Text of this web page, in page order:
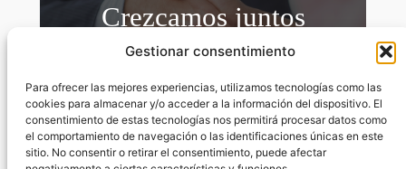
Gestionar consentimiento
Para ofrecer las mejores experiencias, utilizamos tecnologías como las
cookies para almacenar y/o acceder a la información del dispositivo. El
consentimiento de estas tecnologías nos permitirá procesar datos como
el comportamiento de navegación o las identificaciones únicas en este
sitio. No consentir o retirar el consentimiento, puede afectar
Crezcamos juntos
Conéctate con nosotros para explorar
Únete a nosotros para dar forma al futuro.
Ponte en contactoHazte Socio